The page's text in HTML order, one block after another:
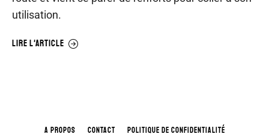
utilisation.
LIRE L'ARTICLE
A PROPOS CONTACT POLITIQUE DE CONFIDENTIALITÉ